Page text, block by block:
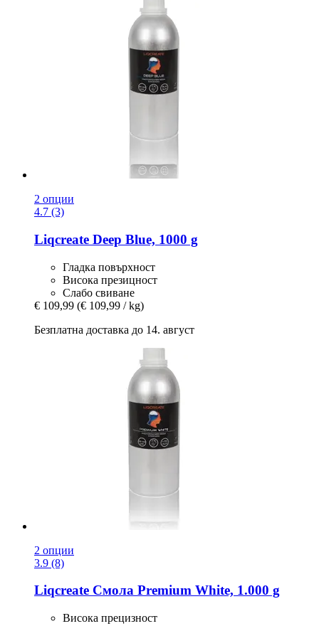
2 опции
4.7 (3)
Liqcreate Deep Blue, 1000 g
Гладка повърхност
Висока презицност
Слабо свиване
€ 109,99 (€ 109,99 / kg)
Безплатна доставка до 14. август
2 опции
3.9 (8)
Liqcreate Смола Premium White, 1.000 g
Висока прецизност